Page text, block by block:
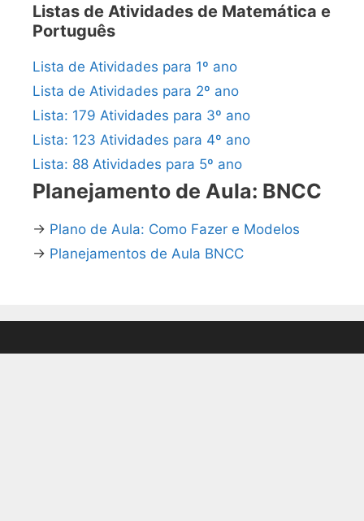
Listas de Atividades de Matemática e
Português
Lista de Atividades para 1º ano
Lista de Atividades para 2º ano
Lista: 179 Atividades para 3º ano
Lista: 123 Atividades para 4º ano
Lista: 88 Atividades para 5º ano
Planejamento de Aula: BNCC
→ Plano de Aula: Como Fazer e Modelos
→ Planejamentos de Aula BNCC